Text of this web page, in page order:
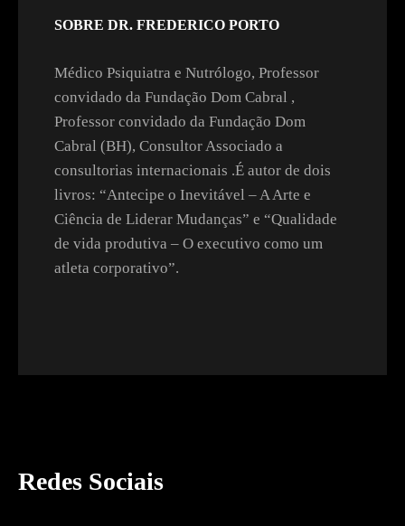
SOBRE DR. FREDERICO PORTO
Médico Psiquiatra e Nutrólogo, Professor
convidado da Fundação Dom Cabral ,
Professor convidado da Fundação Dom
Cabral (BH), Consultor Associado a
consultorias internacionais .É autor de dois
livros: “Antecipe o Inevitável – A Arte e
Ciência de Liderar Mudanças” e “Qualidade
de vida produtiva – O executivo como um
atleta corporativo”.
Redes Sociais